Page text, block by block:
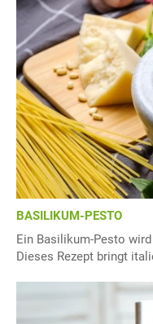
BASILIKUM-PESTO
Ein Basilikum-Pesto
Dieses Rezept bringt